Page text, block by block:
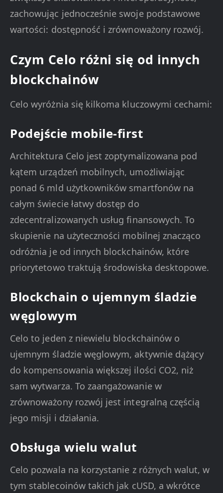
zachowując jednocześnie swoje podstawowe
wartości: dostępność i zrównoważony rozwój.
Czym Celo różni się od innych
blockchainów
Celo wyróżnia się kilkoma kluczowymi cechami:
Podejście mobile-first
Architektura Celo jest zoptymalizowana pod
kątem urządzeń mobilnych, umożliwiając
ponad 6 mld użytkowników smartfonów na
całym świecie łatwy dostęp do
zdecentralizowanych usług finansowych. To
skupienie na użyteczności mobilnej znacząco
odróżnia je od innych blockchainów, które
priorytetowo traktują środowiska desktopowe.
Blockchain o ujemnym śladzie
węglowym
Celo to jeden z niewielu blockchainów o
ujemnym śladzie węglowym, aktywnie dążący
do kompensowania większej ilości CO2, niż
sam wytwarza. To zaangażowanie w
zrównoważony rozwój jest integralną częścią
jego misji i działania.
Obsługa wielu walut
Celo pozwala na korzystanie z różnych walut, w
tym stablecoinów takich jak cUSD, a wkrótce